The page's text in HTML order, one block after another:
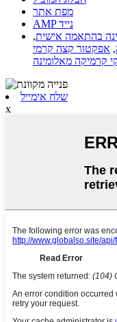
מפת אתר
AMP נייד
בהתאמה אישית,
,
קרמיקה מאלומינה
שלח אימייל
x